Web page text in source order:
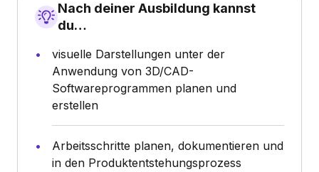
Nach deiner Ausbildung kannst
du…
visuelle Darstellungen unter der
Anwendung von 3D/CAD-
Softwareprogrammen planen und
erstellen
Arbeitsschritte planen, dokumentieren und
in den Produktentstehungsprozess